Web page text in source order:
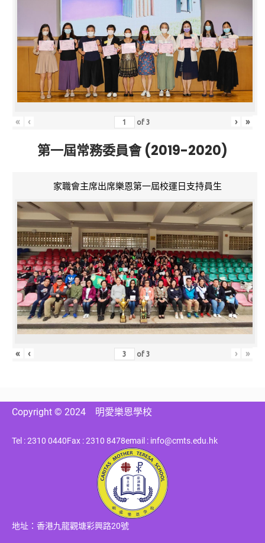
« ‹ of3 › »
第一屆常務委員會 (2019-2020)
家職會主席出席樂恩第一屆校運日支持員生
« ‹ of3 › »
Copyright © 2024 明愛樂恩學校
Tel : 2310 0440Fax : 2310 8478email : info@cmts.edu.hk
地址：香港九龍觀塘彩興路20號